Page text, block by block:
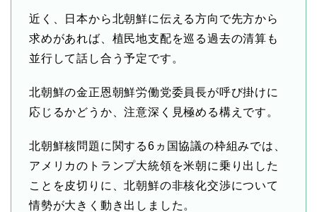
近く、日本から北朝鮮に伝える方向で先方から
求めがあれば、植民地支配を巡る過去の清算も
並行して話し合う予定です。
北朝鮮の金正恩朝鮮労働党委員長が呼び掛けに
応じるかどうか、注意深く見極める構えです。
北朝鮮核問題に関する6ヵ国協議の枠組みでは、
アメリカのトランプ大統領を米朝に乗り出した
ことを皮切りに、北朝鮮の非核化交渉について
情勢が大きく動き出しました。